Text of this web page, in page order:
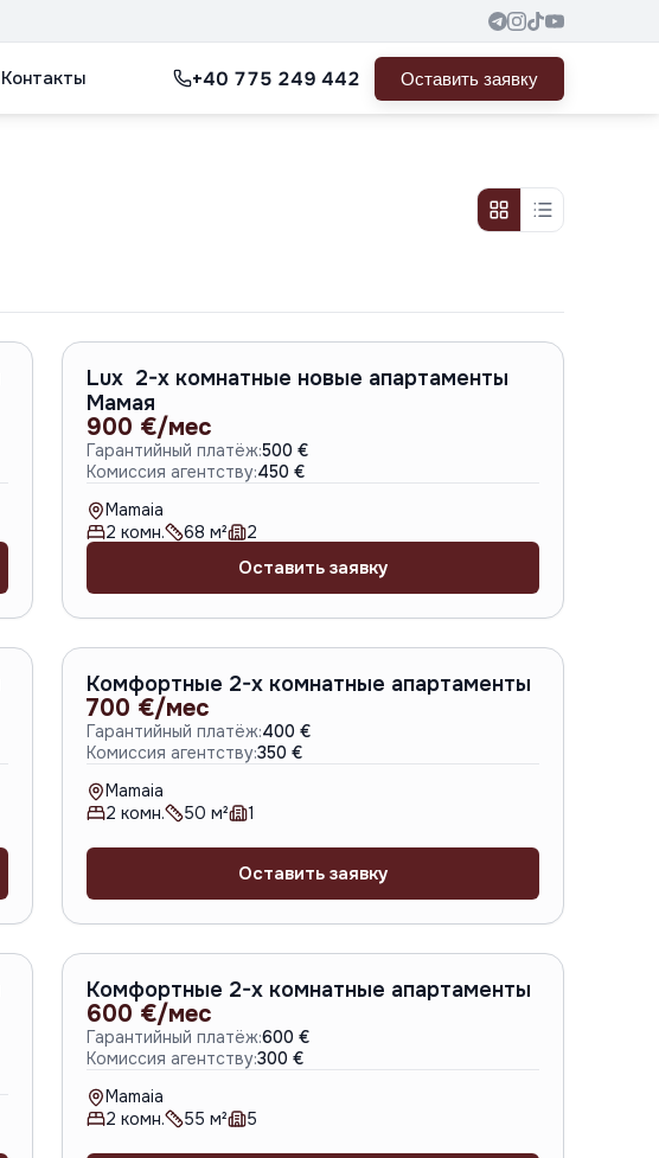
Контакты +40 775 249 442 Оставить заявку
A-6804
Lux 2-х комнатные новые апартаменты
Мамая
900 €/мес
Гарантийный платёж:500 €
Комиссия агентству:450 €
Mamaia
2 комн. 68 м² 2
Оставить заявку
A-6802
Комфортные 2-х комнатные апартаменты
700 €/мес
Гарантийный платёж:400 €
Комиссия агентству:350 €
Mamaia
2 комн. 50 м² 1
Оставить заявку
A-6800
Комфортные 2-х комнатные апартаменты
600 €/мес
Гарантийный платёж:600 €
Комиссия агентству:300 €
Mamaia
2 комн. 55 м² 5